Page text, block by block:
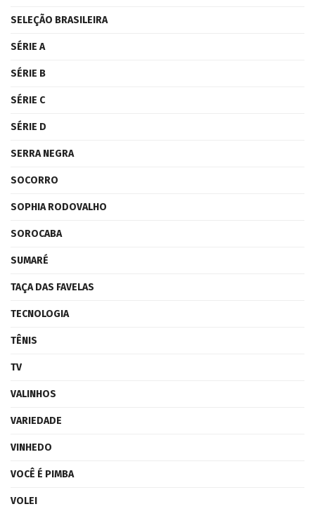
SELEÇÃO BRASILEIRA
SÉRIE A
SÉRIE B
SÉRIE C
SÉRIE D
SERRA NEGRA
SOCORRO
SOPHIA RODOVALHO
SOROCABA
SUMARÉ
TAÇA DAS FAVELAS
TECNOLOGIA
TÊNIS
TV
VALINHOS
VARIEDADE
VINHEDO
VOCÊ É PIMBA
VOLEI